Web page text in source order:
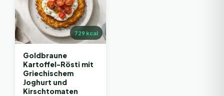
729kcal
Goldbraune
Kartoffel-Rösti mit
Griechischem
Joghurt und
Kirschtomaten